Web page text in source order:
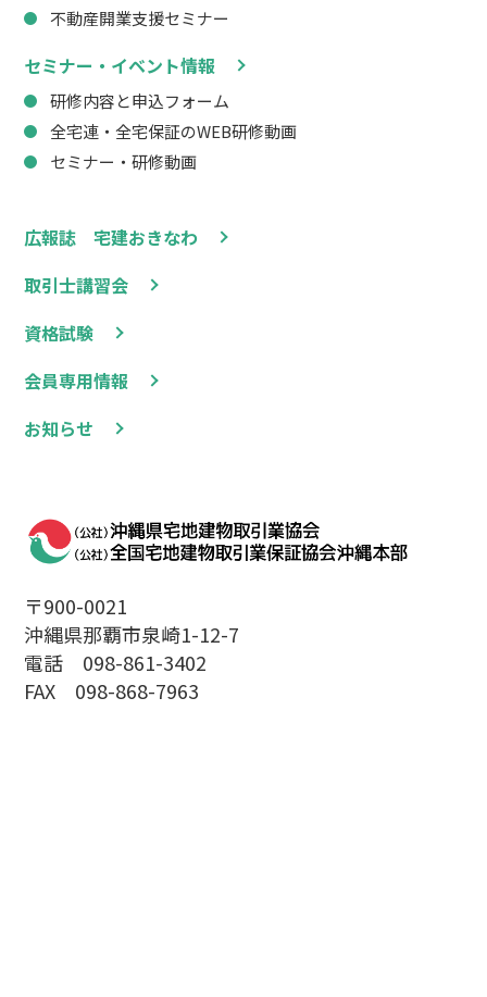
広報誌 宅建おきなわ
取引士講習会
資格試験
会員専用情報
お知らせ
不動産開業支援セミナー
セミナー・イベント情報
研修内容と申込フォーム
全宅連・全宅保証のWEB研修動画
セミナー・研修動画
〒900-0021
沖縄県那覇市泉崎1-12-7
電話 098-861-3402
FAX 098-868-7963